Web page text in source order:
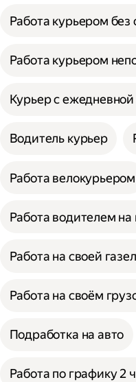
Работа курьером без
Работа курьером
Курьер с ежедневной
Водитель курьер
Работа велокурьером
Работа водителем
Работа на своей
Работа на своём
Подработка на авто
Работа по графику 2